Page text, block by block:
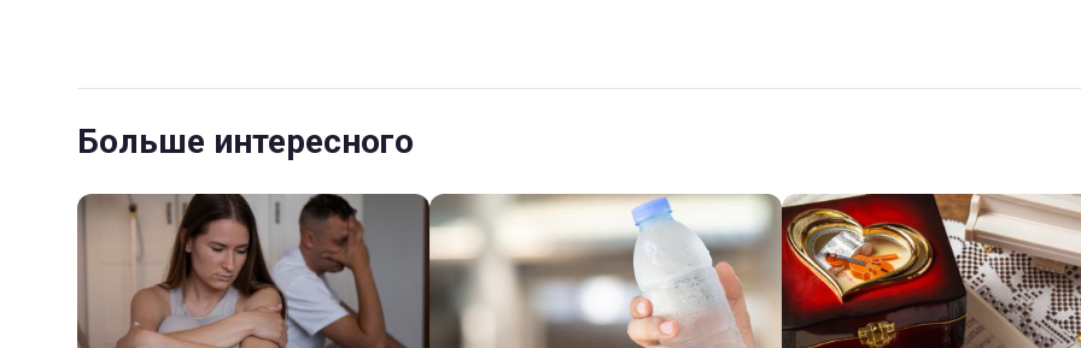
Больше интересного